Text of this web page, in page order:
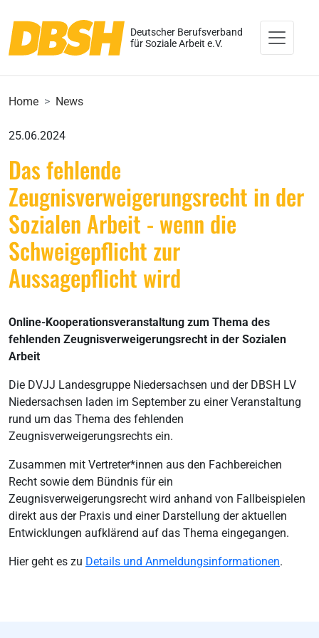
Deutscher Berufsverband
für Soziale Arbeit e.V.
Home News
25.06.2024
Das fehlende
Zeugnisverweigerungsrecht in der
Sozialen Arbeit - wenn die
Schweigepflicht zur
Aussagepflicht wird
Online-Kooperationsveranstaltung zum Thema des
fehlenden Zeugnisverweigerungsrecht in der Sozialen
Arbeit
Die DVJJ Landesgruppe Niedersachsen und der DBSH LV
Niedersachsen laden im September zu einer Veranstaltung
rund um das Thema des fehlenden
Zeugnisverweigerungsrechts ein.
Zusammen mit Vertreter*innen aus den Fachbereichen
Recht sowie dem Bündnis für ein
Zeugnisverweigerungsrecht wird anhand von Fallbeispielen
direkt aus der Praxis und einer Darstellung der aktuellen
Entwicklungen aufklärend auf das Thema eingegangen.
Hier geht es zu Details und Anmeldungsinformationen.